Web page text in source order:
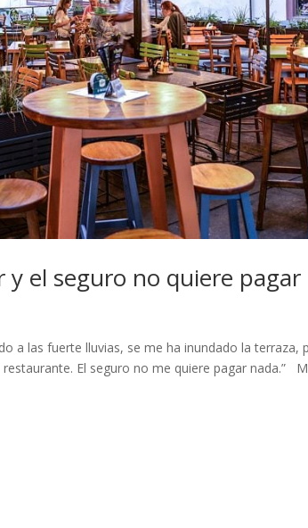
el seguro no quiere pagar
a las fuerte lluvias, se me ha inundado la terraza,
El seguro no me quiere pagar nada.”